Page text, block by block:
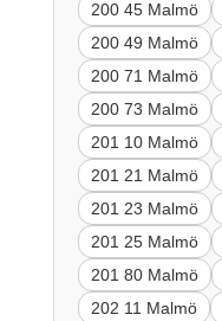
200 45 Malmö
200 49 Malmö
200 71 Malmö
200 73 Malmö
201 10 Malmö
201 21 Malmö
201 23 Malmö
201 25 Malmö
201 80 Malmö
202 11 Malmö